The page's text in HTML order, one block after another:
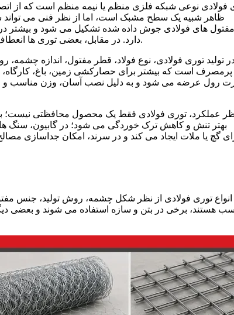
فولادی نوعی شبکه فلزی منظم یا نیمه منظم است که از
ظاهر شبیه یک سطح مشبک است، اما از نظر فنی می تواند
مفتول های فولادی جوش داده شده تشکیل می شود و بیشتر
دارد. در مقابل، بعضی توری ها انعطاف بیشتری دارند و برای پوشش، محافظت یا جداسازی فضا استفاده می شوند.
تولید توری فولادی، نوع فولاد، قطر مفتول، اندازه
پرمصرف است که بیشتر برای حصارکشی زمین، باغ،
رول عرضه می شود و به دلیل نصب آسان، وزن مناسب و
عملکرد، توری فولادی فقط یک محصول محافظتی نیست؛
بهتر تنش و کاهش ترک خوردگی می شود؛ در گابیون، سنگ
گچ یا ملات ایجاد می کند و در سرند، امکان جداسازی
انواع توری فولادی از نظر شکل چشمه، روش تولید، جنس
هستند، برخی در بتن و سازه استفاده می شوند و بعضی